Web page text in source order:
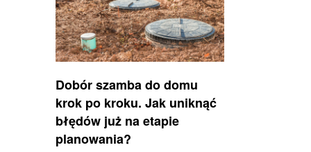
Dobór szamba do domu
krok po kroku. Jak uniknąć
błędów już na etapie
planowania?